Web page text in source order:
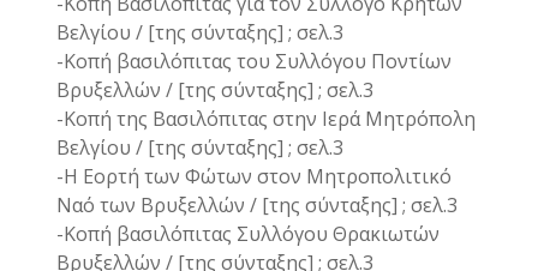
Βελγίου / [της σύνταξης] ; σελ.3
-Κοπή βασιλόπιτας του Συλλόγου Ποντίων
Βρυξελλών / [της σύνταξης] ; σελ.3
-Κοπή της Βασιλόπιτας στην Ιερά Μητρόπολη
Βελγίου / [της σύνταξης] ; σελ.3
-Η Εορτή των Φώτων στον Μητροπολιτικό
Ναό των Βρυξελλών / [της σύνταξης] ; σελ.3
-Κοπή βασιλόπιτας Συλλόγου Θρακιωτών
Βρυξελλών / [της σύνταξης] ; σελ.3